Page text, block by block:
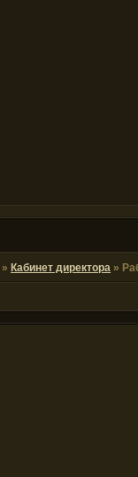
» Кабинет директора »